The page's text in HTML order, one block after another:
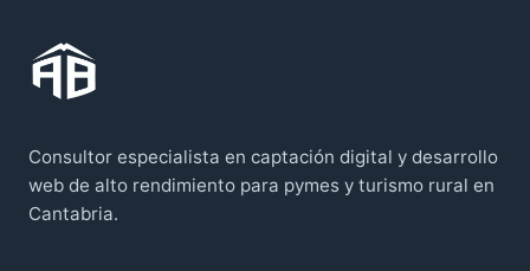
Consultor especialista en captación digital y desarrollo
web de alto rendimiento para pymes y turismo rural en
Cantabria.